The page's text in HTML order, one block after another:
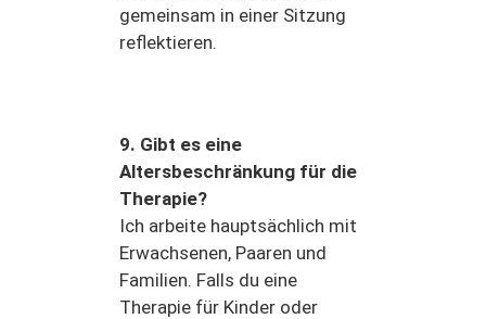
gemeinsam in einer Sitzung
reflektieren.
9. Gibt es eine
Altersbeschränkung für die
Therapie?
Ich arbeite hauptsächlich mit
Erwachsenen, Paaren und
Familien. Falls du eine
Therapie für Kinder oder